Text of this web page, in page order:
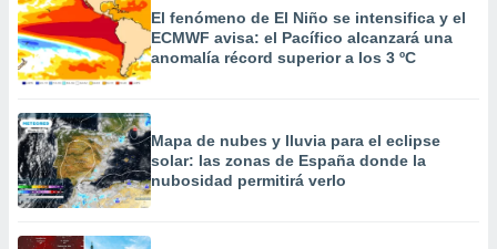
El fenómeno de El Niño se intensifica y el
ECMWF avisa: el Pacífico alcanzará una
anomalía récord superior a los 3 ºC
Mapa de nubes y lluvia para el eclipse
solar: las zonas de España donde la
nubosidad permitirá verlo